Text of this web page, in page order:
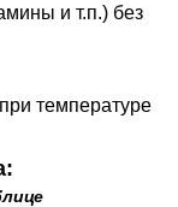
и т.п.) без
температуре